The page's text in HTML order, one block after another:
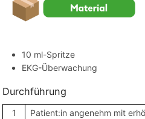
10 ml-Spritze
EKG-Überwachung
Durchführung
1
Patient:in angenehm mit